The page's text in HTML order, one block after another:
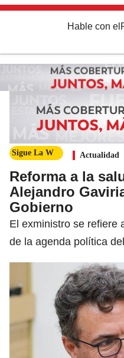
Hable con el
Sigue La W Actualidad
Reforma a la
Alejandro
Gobierno
El exministro se refiere
de la agenda política